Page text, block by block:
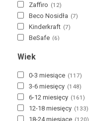
Zaffiro (12)
Beco Nosidła (7)
Kinderkraft (7)
BeSafe (6)
Momcozy
Wiek
0-3 miesiące (117)
3-6 miesięcy (148)
6-12 miesięcy (161 )
12-18 miesięcy (133)
18-24 miesiące (120)